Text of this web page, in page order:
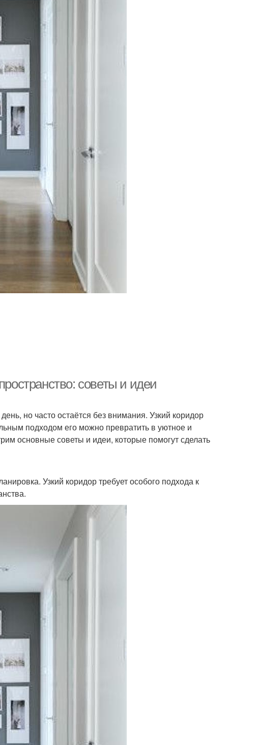
советы и идеи
но часто остаётся без внимания. Узкий коридор
подходом его можно превратить в уютное и
основные советы и идеи, которые помогут сделать
Узкий коридор требует особого подхода к